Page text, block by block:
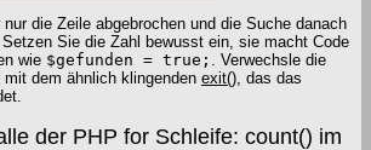
nur die Zeile abgebrochen und die Suche danach
Sie die Zahl bewusst ein, sie macht Code
wie $gefunden = true; . Verwechsle die
dem ähnlich klingenden exit(), das das
der PHP for Schleife: count() im